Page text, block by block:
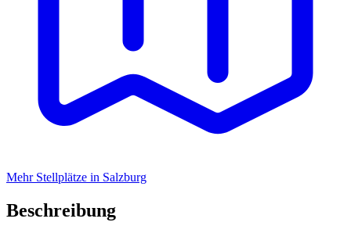
Mehr Stellplätze in Salzburg
Beschreibung